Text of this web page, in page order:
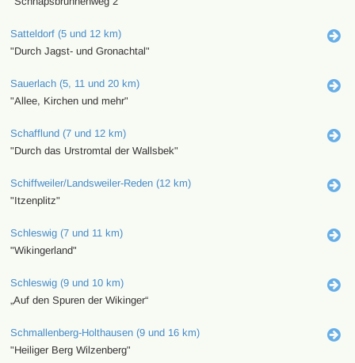
Satteldorf (5 und 12 km)
"Durch Jagst- und Gronachtal"
Sauerlach (5, 11 und 20 km)
"Allee, Kirchen und mehr"
Schafflund (7 und 12 km)
"Durch das Urstromtal der Wallsbek"
Schiffweiler/Landsweiler-Reden (12 km)
"Itzenplitz"
Schleswig (7 und 11 km)
"Wikingerland"
Schleswig (9 und 10 km)
„Auf den Spuren der Wikinger“
Schmallenberg-Holthausen (9 und 16 km)
"Heiliger Berg Wilzenberg"